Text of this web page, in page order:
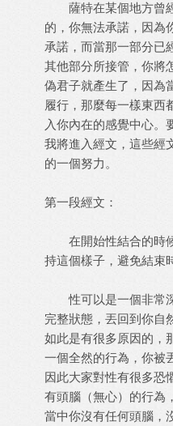
薩特在某個地方曾經
的，你無法承諾，因為
承諾，而當那一部分已
其他部分所接管，你將
偽君子就產生了，因為
履行，那麼每一樣東西
入你內在的感覺中心。
我將進入經文，這些經
的一個努力。
第一段經文：
在開始性結合的時候
持這個樣子，避免結束
性可以是一個非常深
完整狀態，丟回到你自
如此是有很多原因的，
一個全然的行為，你被
因此大家對性有很多恐
有頭腦（無心）的行為
當中你沒有任何頭腦，